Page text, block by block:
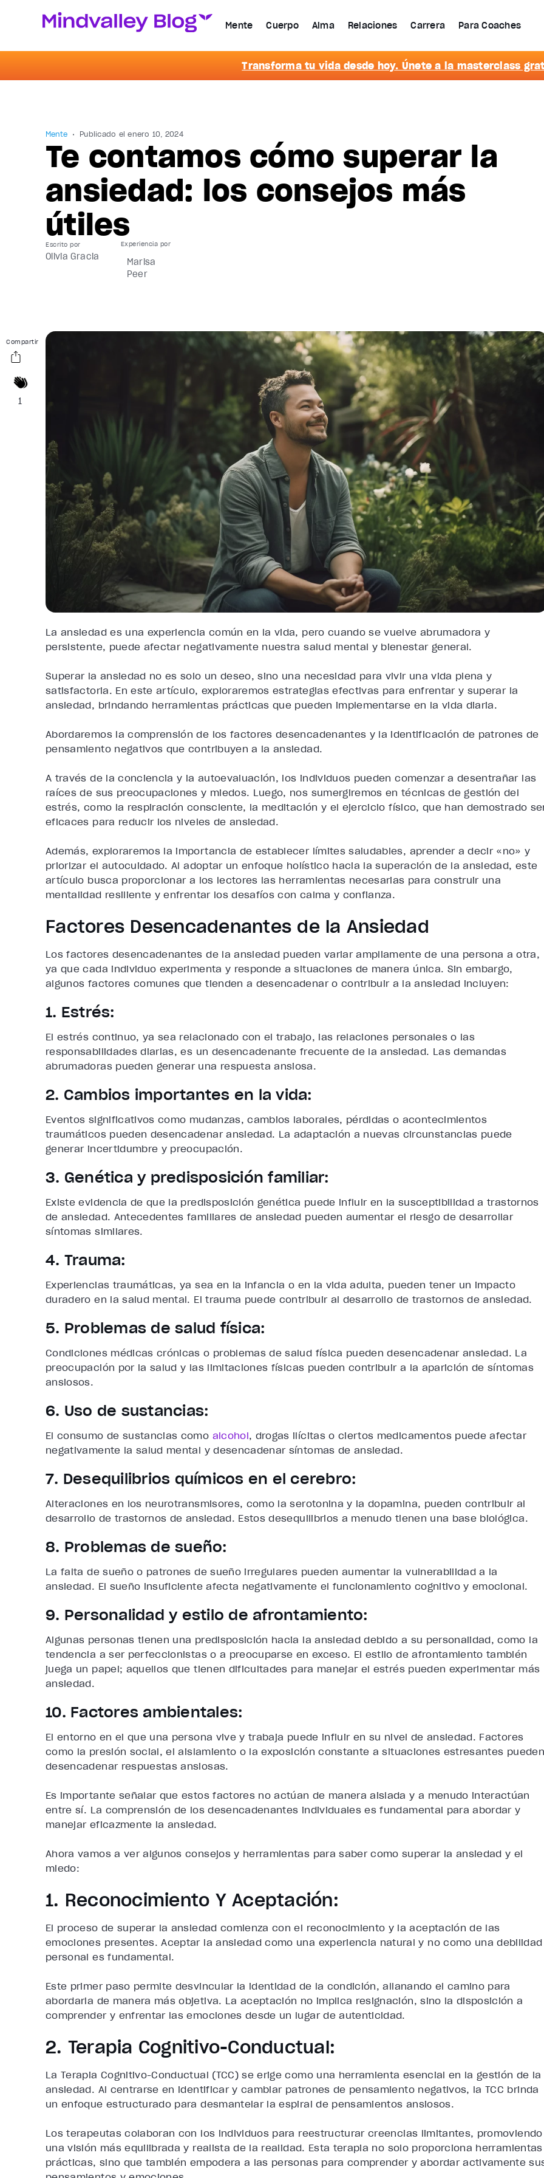
Mente Cuerpo Alma Relaciones Carrera Para Coaches
Transforma tu vida desde hoy. Únete a la masterclass
Mente Publicado elenero 10, 2024
Te contamos cómo superar la
ansiedad: los consejos más
útiles
Escrito por
Olivia Gracia
Marisa
Peer
Compartir
1
La ansiedad es una experiencia común en la vida, pero cuando se vuelve abrumadora y
persistente, puede afectar negativamente nuestra salud mental y bienestar general.
Superar la ansiedad no es solo un deseo, sino una necesidad para vivir una vida plena y
satisfactoria. En este artículo, exploraremos estrategias efectivas para enfrentar y superar la
ansiedad, brindando herramientas prácticas que pueden implementarse en la vida diaria.
Abordaremos la comprensión de los factores desencadenantes y la identificación de patrones de
pensamiento negativos que contribuyen a la ansiedad.
A través de la conciencia y la autoevaluación, los individuos pueden comenzar a desentrañar las
raíces de sus preocupaciones y miedos. Luego, nos sumergiremos en técnicas de gestión del
estrés, como la respiración consciente, la meditación y el ejercicio físico, que han demostrado
eficaces para reducir los niveles de ansiedad.
Además, exploraremos la importancia de establecer límites saludables, aprender a decir «no» y
priorizar el autocuidado. Al adoptar un enfoque holístico hacia la superación de la ansiedad, este
artículo busca proporcionar a los lectores las herramientas necesarias para construir una
mentalidad resiliente y enfrentar los desafíos con calma y confianza.
Factores Desencadenantes de la Ansiedad
Los factores desencadenantes de la ansiedad pueden variar ampliamente de una persona a otra,
ya que cada individuo experimenta y responde a situaciones de manera única. Sin embargo,
algunos factores comunes que tienden a desencadenar o contribuir a la ansiedad incluyen:
1. Estrés:
El estrés continuo, ya sea relacionado con el trabajo, las relaciones personales o las
responsabilidades diarias, es un desencadenante frecuente de la ansiedad. Las demandas
abrumadoras pueden generar una respuesta ansiosa.
2. Cambios importantes en la vida:
Eventos significativos como mudanzas, cambios laborales, pérdidas o acontecimientos
traumáticos pueden desencadenar ansiedad. La adaptación a nuevas circunstancias puede
generar incertidumbre y preocupación.
3. Genética y predisposición familiar:
Existe evidencia de que la predisposición genética puede influir en la susceptibilidad a trastornos
de ansiedad. Antecedentes familiares de ansiedad pueden aumentar el riesgo de desarrollar
síntomas similares.
4. Trauma:
Experiencias traumáticas, ya sea en la infancia o en la vida adulta, pueden tener un impacto
duradero en la salud mental. El trauma puede contribuir al desarrollo de trastornos de ansiedad.
5. Problemas de salud física:
Condiciones médicas crónicas o problemas de salud física pueden desencadenar ansiedad. La
preocupación por la salud y las limitaciones físicas pueden contribuir a la aparición de síntomas
ansiosos.
6. Uso de sustancias:
El consumo de sustancias como alcohol, drogas ilícitas o ciertos medicamentos puede afectar
negativamente la salud mental y desencadenar síntomas de ansiedad.
7. Desequilibrios químicos en el cerebro:
Alteraciones en los neurotransmisores, como la serotonina y la dopamina, pueden contribuir al
desarrollo de trastornos de ansiedad. Estos desequilibrios a menudo tienen una base biológica.
8. Problemas de sueño:
La falta de sueño o patrones de sueño irregulares pueden aumentar la vulnerabilidad a la
ansiedad. El sueño insuficiente afecta negativamente el funcionamiento cognitivo y emocional.
9. Personalidad y estilo de afrontamiento:
Algunas personas tienen una predisposición hacia la ansiedad debido a su personalidad, como la
tendencia a ser perfeccionistas o a preocuparse en exceso. El estilo de afrontamiento también
juega un papel; aquellos que tienen dificultades para manejar el estrés pueden experimentar más
ansiedad.
10. Factores ambientales:
El entorno en el que una persona vive y trabaja puede influir en su nivel de ansiedad. Factores
como la presión social, el aislamiento o la exposición constante a situaciones estresantes pueden
desencadenar respuestas ansiosas.
Es importante señalar que estos factores no actúan de manera aislada y a menudo interactúan
entre sí. La comprensión de los desencadenantes individuales es fundamental para abordar y
manejar eficazmente la ansiedad.
Ahora vamos a ver algunos consejos y herramientas para saber como superar la ansiedad y el
miedo:
1. Reconocimiento Y Aceptación:
El proceso de superar la ansiedad comienza con el reconocimiento y la aceptación de las
emociones presentes. Aceptar la ansiedad como una experiencia natural y no como una debilidad
personal es fundamental.
Este primer paso permite desvincular la identidad de la condición, allanando el camino para
abordarla de manera más objetiva. La aceptación no implica resignación, sino la disposición a
comprender y enfrentar las emociones desde un lugar de autenticidad.
2. Terapia Cognitivo-Conductual:
La Terapia Cognitivo-Conductual (TCC) se erige como una herramienta esencial en la gestión de la
ansiedad. Al centrarse en identificar y cambiar patrones de pensamiento negativos, la TCC brinda
un enfoque estructurado para desmantelar la espiral de pensamientos ansiosos.
Los terapeutas colaboran con los individuos para reestructurar creencias limitantes, promoviendo
una visión más equilibrada y realista de la realidad. Esta terapia no solo proporciona herramientas
prácticas, sino que también empodera a las personas para comprender y abordar activamente